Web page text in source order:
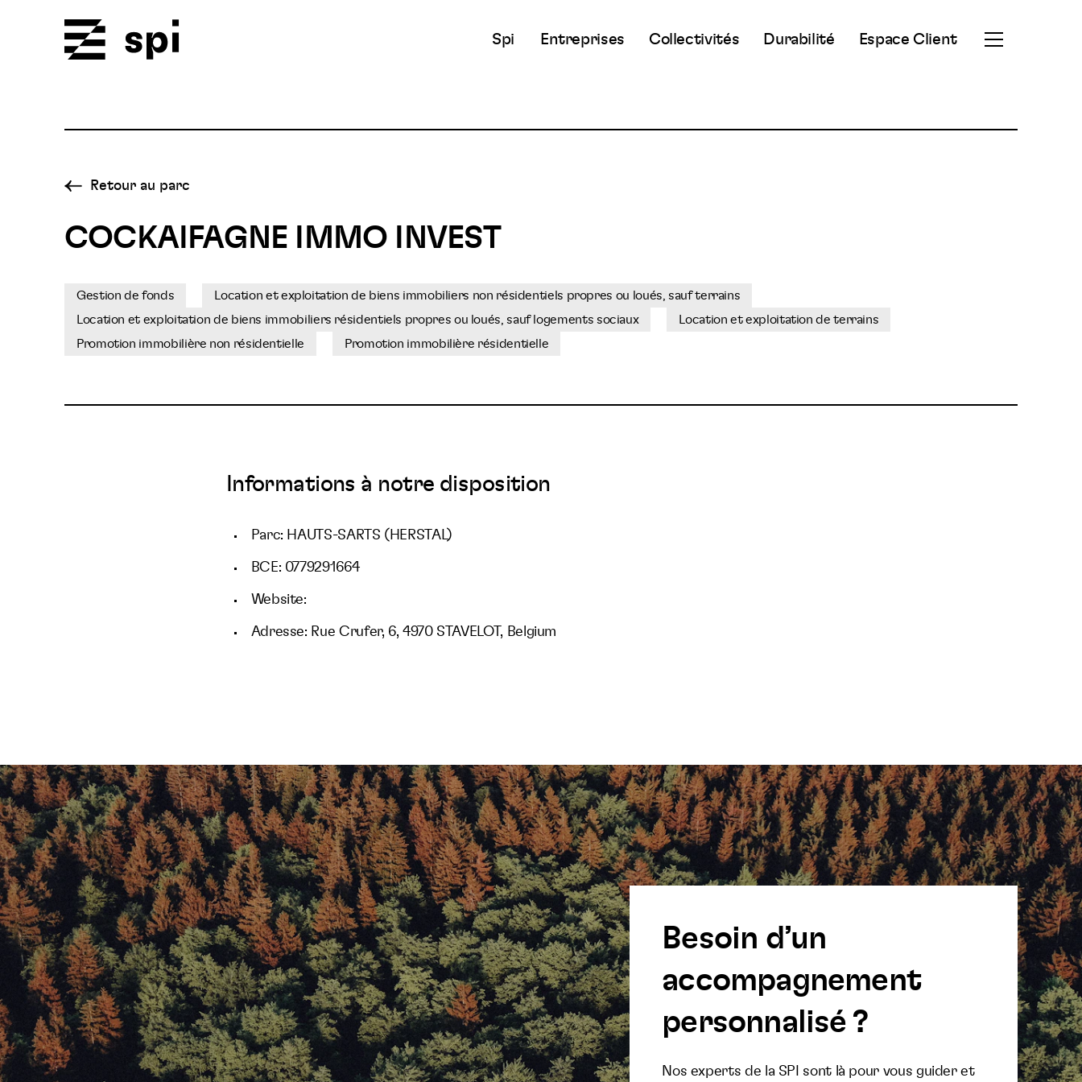
Spi Entreprises Collectivités Durabilité Espace Client
Ouvrir
Retour au parc
COCKAIFAGNE IMMO INVEST
Gestion de fonds
Location et exploitation de biens immobiliers non résidentiels propres ou loués, sauf terrains
Location et exploitation de biens immobiliers résidentiels propres ou loués, sauf logements sociaux
Location et exploitation de terrains
Promotion immobilière non résidentielle
Promotion immobilière résidentielle
Informations à notre disposition
Parc: HAUTS-SARTS (HERSTAL)
BCE: 0779291664
Website:
Adresse: Rue Crufer, 6, 4970 STAVELOT, Belgium
Besoin d’un
accompagnement
personnalisé ?
Nos experts de la SPI sont là pour vous guider et